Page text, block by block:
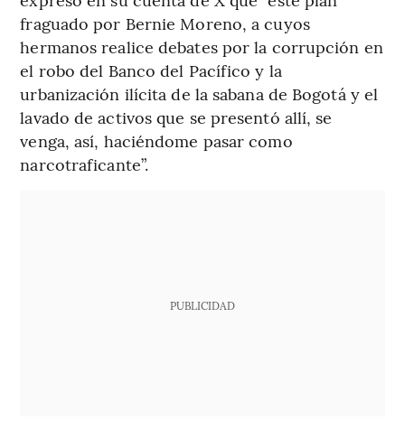
fraguado por Bernie Moreno, a cuyos
hermanos realice debates por la corrupción en
el robo del Banco del Pacífico y la
urbanización ilícita de la sabana de Bogotá y el
lavado de activos que se presentó allí, se
venga, así, haciéndome pasar como
narcotraficante”.
PUBLICIDAD